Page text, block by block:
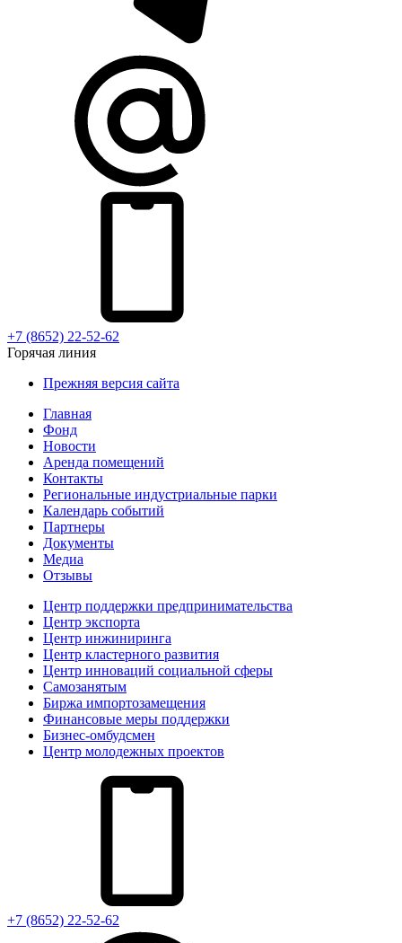
+7 (8652) 22-52-62
Горячая линия
Прежняя версия сайта
Главная
Фонд
Новости
Аренда помещений
Контакты
Региональные индустриальные парки
Календарь событий
Партнеры
Документы
Медиа
Отзывы
Центр поддержки предпринимательства
Центр экспорта
Центр инжиниринга
Центр кластерного развития
Центр инноваций социальной сферы
Cамозанятым
Биржа импортозамещения
Финансовые меры поддержки
Бизнес-омбудсмен
Центр молодежных проектов
+7 (8652) 22-52-62